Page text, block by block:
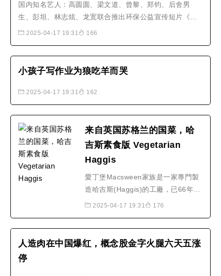
国内知名艺人：高圆圆、梁文道、曾黎、郑钧、后舍男
生、彭坦、林志炫、龙宽联合推出环保公益宣传短片《周
一请吃素》【周一请吃素】 Meat-free Monday是联合国
少资源的消耗。生产一公斤的牛肉必..
2025-04-17 19:31 166
小孩子写作业为狼吃羊而哭
2025-04-17 19:31 162
来自英国苏格兰的国菜，哈
吉斯素食版 Vegetarian
Haggis
愛丁堡Macsween家族是一家專門製
造哈吉斯(Haggis)的工廠，已66年，
是蘇格蘭首屈一指的哈吉斯生產者，
工廠製作素食哈吉斯，接著是純素食
2025-04-17 19:31 176
人造肉在中国爆红，概念股金字火腿六天五涨
停